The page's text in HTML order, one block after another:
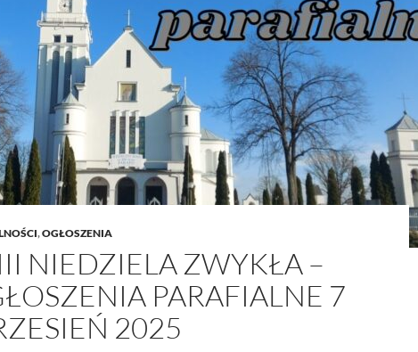
,OGŁOSZENIA
NIEDZIELA ZWYKŁA –
PARAFIALNE 7
2025
UCeN8ciSo_a79igwmwNXx2qw